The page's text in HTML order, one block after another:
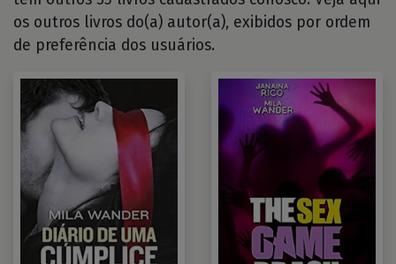
os outros livros do(a) autor(a), exibidos por ordem
de preferência dos usuários.